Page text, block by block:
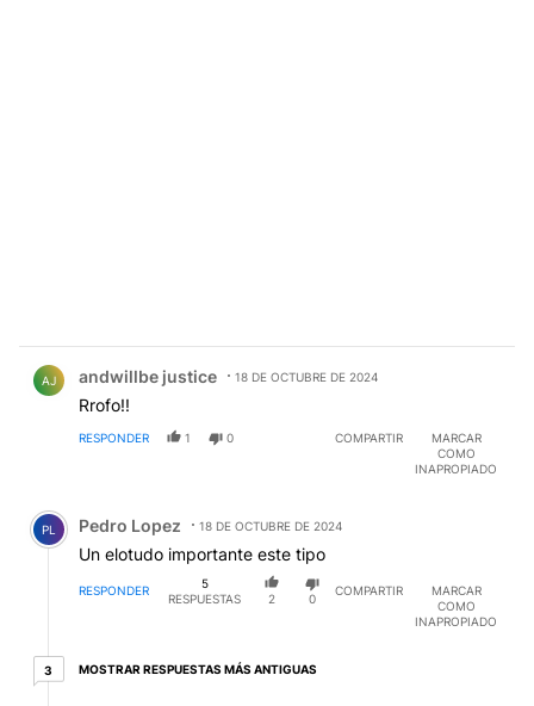
AJ andwillbe justice 18 DE OCTUBRE DE 2024
Rrofo!!
RESPONDER 1 0 COMPARTIR
MARCAR
COMO
INAPROPIADO
Comentario de Pedro Lopez.
PL Pedro Lopez 18 DE OCTUBRE DE 2024
Un elotudo importante este tipo
RESPONDER
5
RESPUESTAS
2 0
COMPARTIR
MARCAR
COMO
INAPROPIADO
33 respuestas más antiguas
MOSTRAR RESPUESTAS MÁS ANTIGUAS